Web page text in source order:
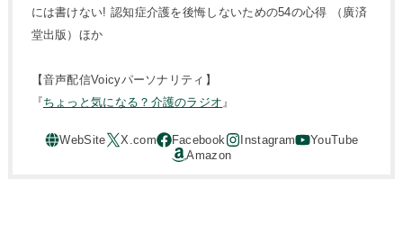
には書けない! 認知症介護を後悔しないための54の心得 （廣済
堂出版）ほか
【音声配信Voicyパーソナリティ】
『ちょっと気になる？介護のラジオ 』